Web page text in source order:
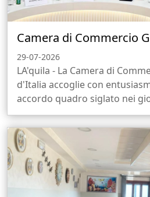
Camera di Commercio
29-07-2026
LA'quila - La Camera di
d'Italia accoglie con
accordo quadro siglato nei